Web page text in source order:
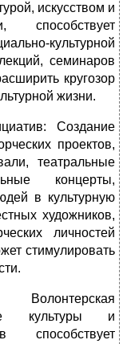
искусством и
способствует
культурной
семинаров
кругозор
жизни.
Создание
проектов,
театральные
концерты,
в культурную
художников,
личностей
стимулировать
Волонтерская
культуры и
способствует